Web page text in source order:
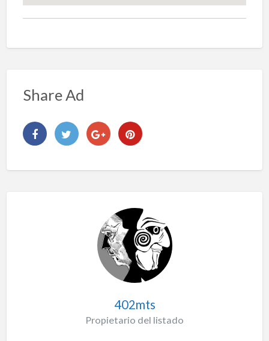
Share Ad
402mts
Propietario del listado